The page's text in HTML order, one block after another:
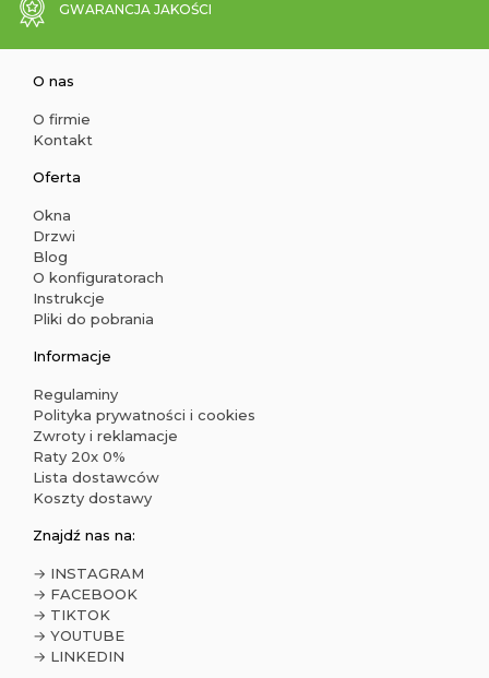
GWARANCJA JAKOŚCI
O nas
O firmie
Kontakt
Oferta
Okna
Drzwi
Blog
O konfiguratorach
Instrukcje
Pliki do pobrania
Informacje
Regulaminy
Polityka prywatności i cookies
Zwroty i reklamacje
Raty 20x 0%
Lista dostawców
Koszty dostawy
Znajdź nas na:
→ INSTAGRAM
→ FACEBOOK
→ TIKTOK
→ YOUTUBE
→ LINKEDIN